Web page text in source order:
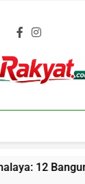
12 Bangunan